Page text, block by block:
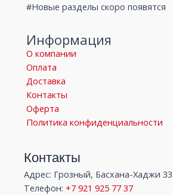
#Новые разделы скоро появятся
Информация
О компании
Оплата
Доставка
Контакты
Оферта
Политика конфиденциальности
Контакты
Адрес: Грозный, Басхана-Хаджи 33
Телефон: +7 921 925 77 37